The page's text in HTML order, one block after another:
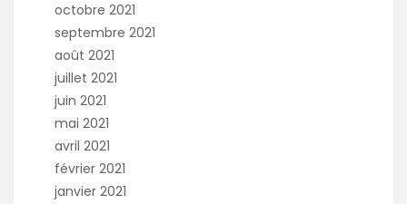
octobre 2021
septembre 2021
août 2021
juillet 2021
juin 2021
mai 2021
avril 2021
février 2021
janvier 2021